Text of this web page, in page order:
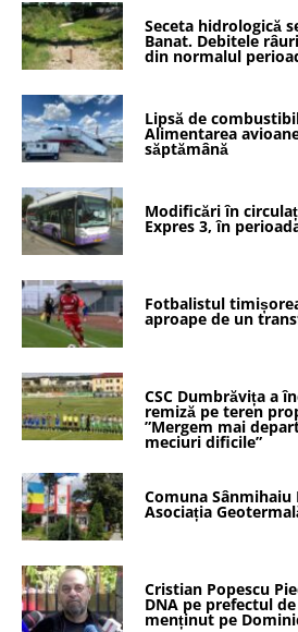
Seceta hidrologică
Banat. Debitele
din normalul
Lipsă de
Alimentarea
săptămână
Modificări în
Expres 3, în
Fotbalistul
aproape de un
CSC Dumbrăvița a
remiză pe teren
”Mergem mai
meciuri dificile”
Comuna Sânmihaiu
Asociația
Cristian Popescu
DNA pe prefectul
menținut pe